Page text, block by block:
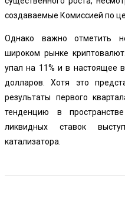
создаваемые Комиссией по
Однако важно отметить
широком рынке
упал на 11% и в настоящее
долларов. Хотя это
результаты первого
тенденцию в
ликвидных ставок
катализатора.